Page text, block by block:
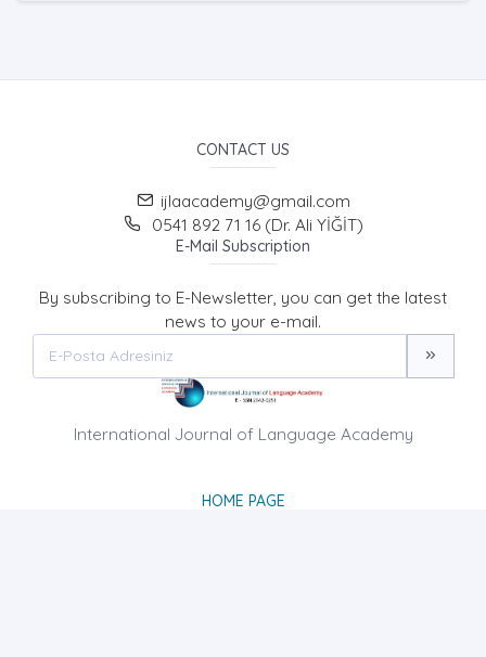
CONTACT US
ijlaacademy@gmail.com
0541 892 71 16 (Dr. Ali YİĞİT)
E-Mail Subscription
By subscribing to E-Newsletter, you can get the latest
news to your e-mail.
International Journal of Language Academy
HOME PAGE